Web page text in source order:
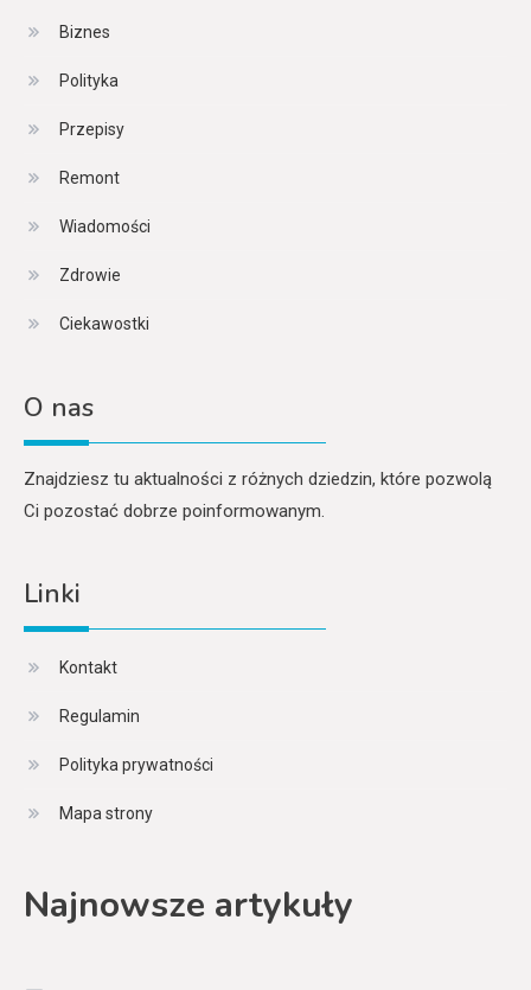
Biznes
Polityka
Przepisy
Remont
Wiadomości
Zdrowie
Ciekawostki
O nas
Znajdziesz tu aktualności z różnych dziedzin, które pozwolą
Ci pozostać dobrze poinformowanym.
Linki
Kontakt
Regulamin
Polityka prywatności
Mapa strony
Najnowsze artykuły